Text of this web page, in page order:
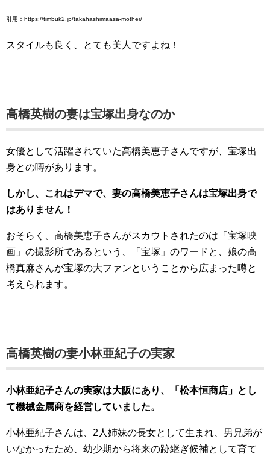
引用：https://timbuk2.jp/takahashimaasa-mother/
スタイルも良く、とても美人ですよね！
高橋英樹の妻は宝塚出身なのか
女優として活躍されていた高橋美恵子さんですが、宝塚出
身との噂があります。
しかし、これはデマで、妻の高橋美恵子さんは宝塚出身で
はありません！
おそらく、高橋美恵子さんがスカウトされたのは「宝塚映
画」の撮影所であるという、「宝塚」のワードと、娘の高
橋真麻さんが宝塚の大ファンということから広まった噂と
考えられます。
高橋英樹の妻小林亜紀子の実家
小林亜紀子さんの実家は大阪にあり、
「松本恒商店」とし
て機械金属商を経営していました。
小林亜紀子さんは、2人姉妹の長女として生まれ、男兄弟が
いなかったため、幼少期から将来の跡継ぎ候補として育て